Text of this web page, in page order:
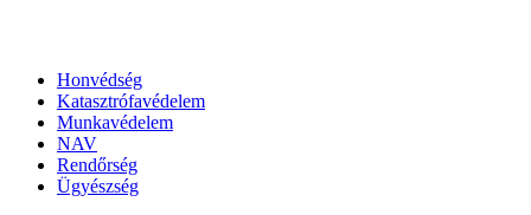
Honvédség
Katasztrófavédelem
Munkavédelem
NAV
Rendőrség
Ügyészség